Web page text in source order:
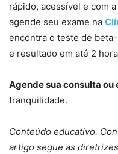
rápido, acessível e com
agende seu exame na
encontra o teste de
e resultado em até 2
Agende sua consulta ou
tranquilidade.
Conteúdo educativo.
artigo segue as